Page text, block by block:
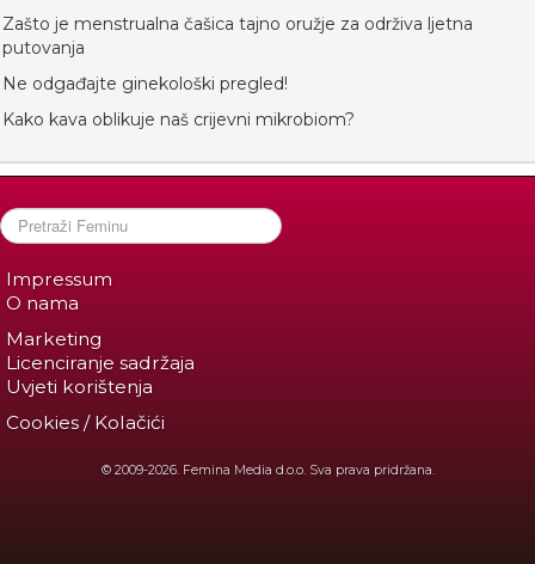
Zašto je menstrualna čašica tajno oružje za održiva ljetna
putovanja
Ne odgađajte ginekološki pregled!
Kako kava oblikuje naš crijevni mikrobiom?
Impressum
O nama
Marketing
Licenciranje sadržaja
Uvjeti korištenja
Cookies / Kolačići
© 2009-2026. Femina Media d.o.o. Sva prava pridržana.